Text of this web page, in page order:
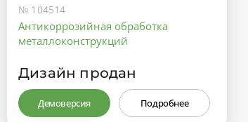
№ 104514
Антикоррозийная обработка
металлоконструкций
Дизайн продан
Демоверсия Подробнее